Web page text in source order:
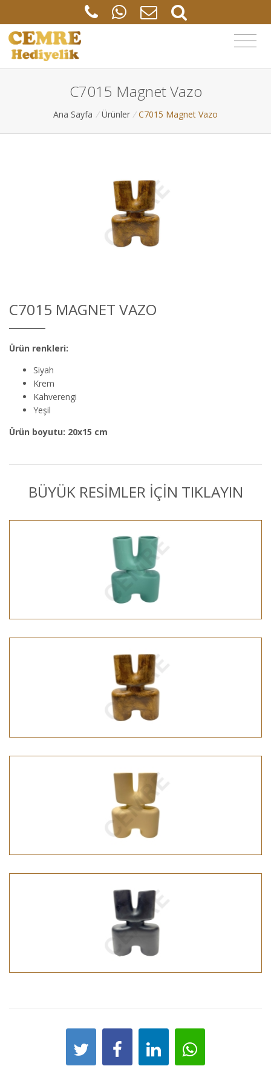
C7015 Magnet Vazo
Ana Sayfa / Ürünler / C7015 Magnet Vazo
C7015 MAGNET VAZO
Ürün renkleri:
Siyah
Krem
Kahverengi
Yeşil
Ürün boyutu: 20x15 cm
BÜYÜK RESİMLER İÇİN TIKLAYIN